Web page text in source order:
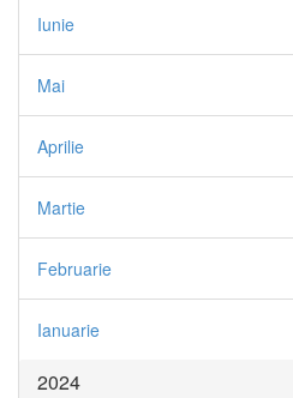
Iunie
Mai
Aprilie
Martie
Februarie
Ianuarie
2024